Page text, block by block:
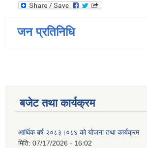
जन प्रतिनिधि
बजेट तथा कार्यक्रम
आर्थिक बर्ष २०८३।०८४ को योजना तथा कार्यक्रम
मिति: 07/17/2026 - 16:02